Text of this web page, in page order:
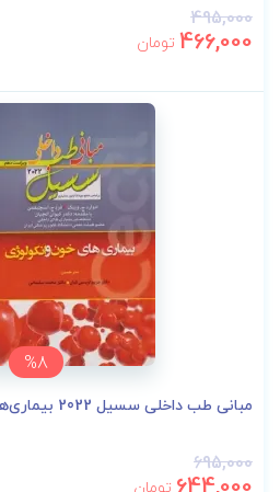
495,000
466,000 تومان
%8
مبانی طب داخلی سسیل 2022 بیماری‌های خون و انکولوژی
695,000
تومان